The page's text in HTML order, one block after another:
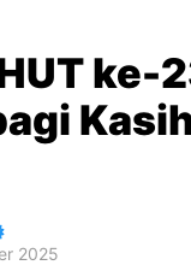
ke-
2025